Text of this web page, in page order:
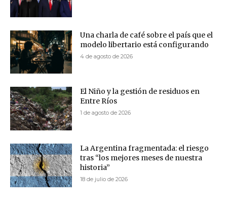
Una charla de café sobre el país que el
modelo libertario está configurando
4 de agosto de 2026
El Niño y la gestión de residuos en
Entre Ríos
1 de agosto de 2026
La Argentina fragmentada: el riesgo
tras “los mejores meses de nuestra
historia”
18 de julio de 2026